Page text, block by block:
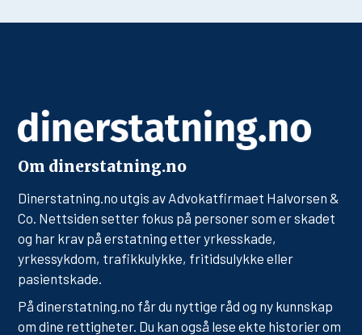
Om dinerstatning.no
Dinerstatning.no utgis av Advokatfirmaet Halvorsen &
Co. Nettsiden setter fokus på personer som er skadet
og har krav på erstatning etter yrkesskade,
yrkessykdom, trafikkulykke, fritidsulykke eller
pasientskade.
På dinerstatning.no får du nyttige råd og ny kunnskap
om dine rettigheter. Du kan også lese ekte historier om